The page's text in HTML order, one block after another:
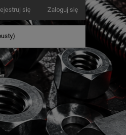
się Zaloguj się